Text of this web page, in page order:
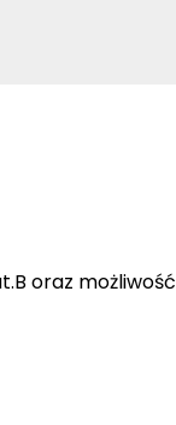
oraz możliwość